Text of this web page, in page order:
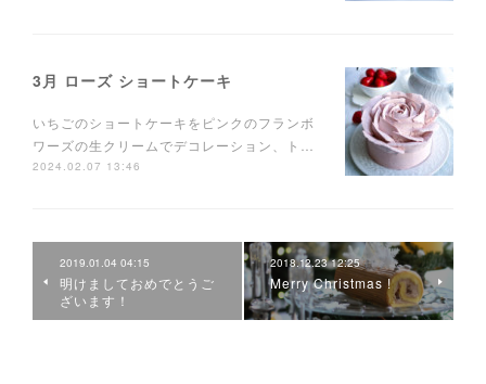
3月 ローズ ショートケーキ
いちごのショートケーキをピンクのフランボ
ワーズの生クリームでデコレーション、ト…
2024.02.07 13:46
2019.01.04 04:15
明けましておめでとうご
ざいます！
2018.12.23 12:25
Merry Christmas !